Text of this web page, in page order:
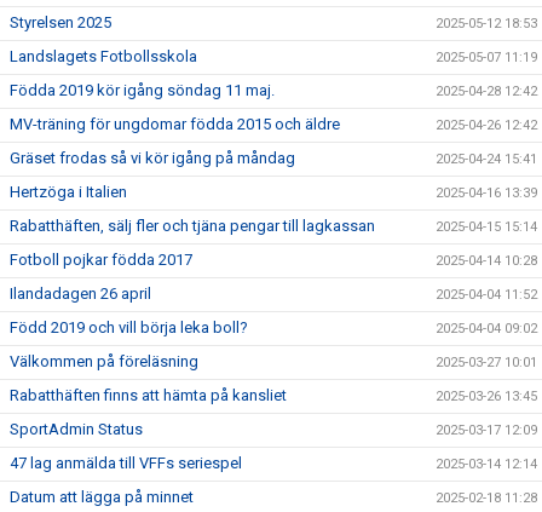
Styrelsen 2025 2025-05-12 18:53
Landslagets Fotbollsskola 2025-05-07 11:19
Födda 2019 kör igång söndag 11 maj. 2025-04-28 12:42
MV-träning för ungdomar födda 2015 och äldre 2025-04-26 12:42
Gräset frodas så vi kör igång på måndag 2025-04-24 15:41
Hertzöga i Italien 2025-04-16 13:39
Rabatthäften, sälj fler och tjäna pengar till lagkassan 2025-04-15 15:14
Fotboll pojkar födda 2017 2025-04-14 10:28
Ilandadagen 26 april 2025-04-04 11:52
Född 2019 och vill börja leka boll? 2025-04-04 09:02
Välkommen på föreläsning 2025-03-27 10:01
Rabatthäften finns att hämta på kansliet 2025-03-26 13:45
SportAdmin Status 2025-03-17 12:09
47 lag anmälda till VFFs seriespel 2025-03-14 12:14
Datum att lägga på minnet 2025-02-18 11:28